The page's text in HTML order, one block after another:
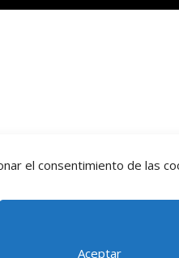
el consentimiento de las
Aceptar